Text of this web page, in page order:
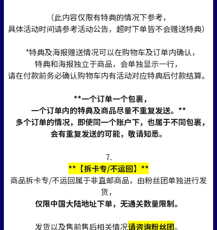
（此内容仅限有特典的情况下参考，
具体活动时间请参考活动公告，超时下单皆不会赠送特典）
*特典及海报赠送情况可以在购物车及订单内确认，
特典和海报独立于商品，会单独显示一行，
请在付款前务必确认购物车内有活动对应特典后付款结算。
**一个订单一个包裹，
一个订单内的特典及商品尽量不重复发送。**
多个订单的情况，即使同一个账户下，也属于不同包裹，
会有重复发送的可能，敬请知悉。
7.
**【拆卡专/不运回】**
商品拆卡专/不运回属于非直邮商品，由粉丝团单独进行发
货，
仅限中国大陆地址下单，无通关数量限制。
发货以及售前售后相关情况请咨询粉丝团。